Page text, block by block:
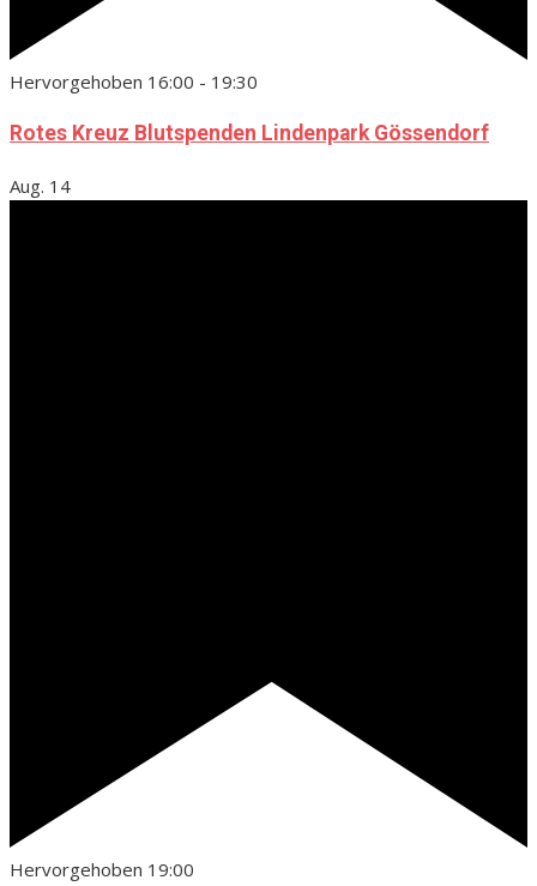
Hervorgehoben 16:00 - 19:30
Rotes Kreuz Blutspenden Lindenpark Gössendorf
Aug. 14
Hervorgehoben 19:00